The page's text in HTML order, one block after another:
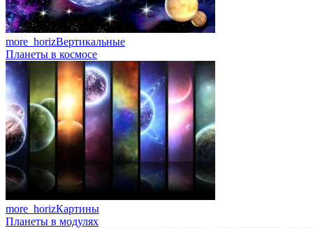
more_horizВертикальные
Планеты в космосе
more_horizКартины
Планеты в модулях